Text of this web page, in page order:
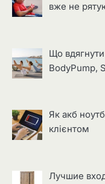
вже не
Що вдягнути
BodyPump,
Як акб
клієнтом
Лучшие